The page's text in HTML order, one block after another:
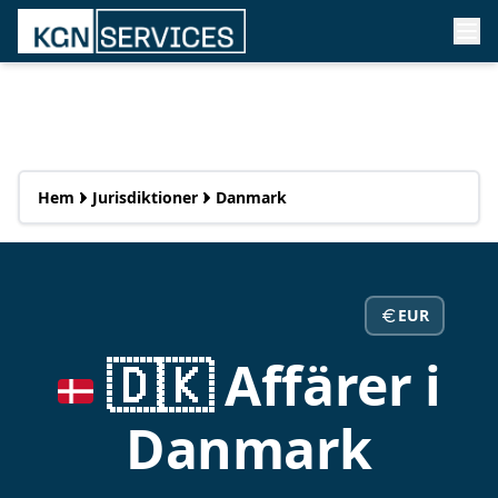
Hem Jurisdiktioner Danmark
EUR
🇩🇰 Affärer i
Danmark